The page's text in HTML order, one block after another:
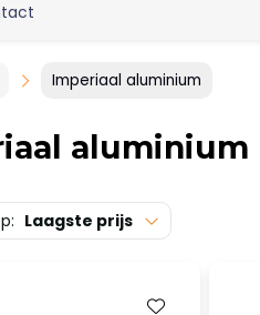
Imperiaal aluminium
aluminium
Laagste prijs